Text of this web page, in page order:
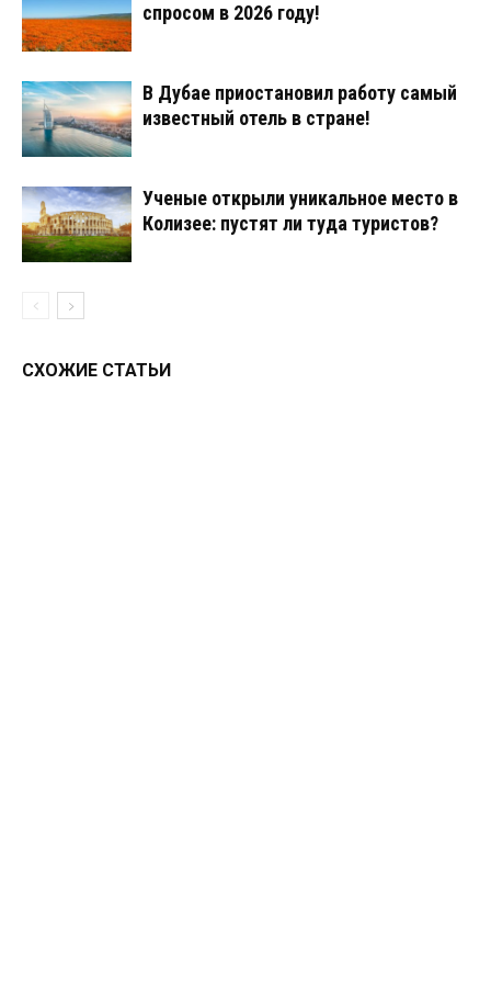
спросом в 2026 году!
В Дубае приостановил работу самый
известный отель в стране!
Ученые открыли уникальное место в
Колизее: пустят ли туда туристов?
СХОЖИЕ СТАТЬИ